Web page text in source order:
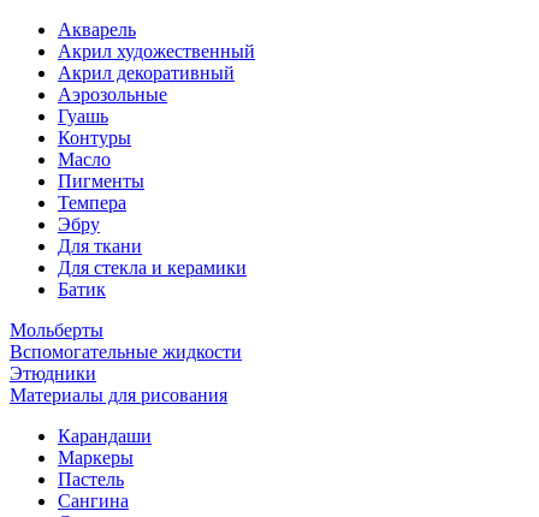
Акварель
Акрил художественный
Акрил декоративный
Аэрозольные
Гуашь
Контуры
Масло
Пигменты
Темпера
Эбру
Для ткани
Для стекла и керамики
Батик
Мольберты
Вспомогательные жидкости
Этюдники
Материалы для рисования
Карандаши
Маркеры
Пастель
Сангина